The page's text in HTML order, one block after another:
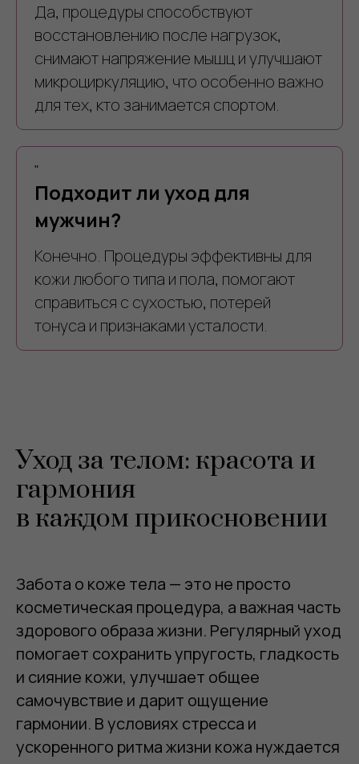
Да, процедуры способствуют
восстановлению после нагрузок,
снимают напряжение мышц и улучшают
микроциркуляцию, что особенно важно
для тех, кто занимается спортом.
"
Подходит ли уход для
мужчин?
Конечно. Процедуры эффективны для
кожи любого типа и пола, помогают
справиться с сухостью, потерей
тонуса и признаками усталости.
Уход за телом: красота и
гармония
в каждом прикосновении
Забота о коже тела — это не просто
косметическая процедура, а важная часть
здорового образа жизни. Регулярный уход
помогает сохранить упругость, гладкость
и сияние кожи, улучшает общее
самочувствие и дарит ощущение
гармонии. В условиях стресса и
ускоренного ритма жизни кожа нуждается
УХОД ЗА ЛИЦОМ
МАССАЖ
Цены
Акции
Отзывы
Блог
Вопросы и ответы
Контакты
Сертификаты
8 (918) 600-24-75
lacarine8@gmail.com
​Эстонская улица, 43
Депутатская улица, 10д
​ОТЕЛЬ "ПОЛЕТ ЧАЙКИ"
Виноградная улица, 33/3
Связь с нами